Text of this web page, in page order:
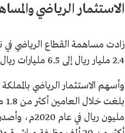
الاستثمار الرياضي
2.4 مليار ريال إلى 6.5 مليارات ريال، أي بزيادة 170%، إضافةً إلى إنشاء 17 شركة استثمارية للأندية والاتحادات الرياضية.
وأسهم الاستثمار الرياضي